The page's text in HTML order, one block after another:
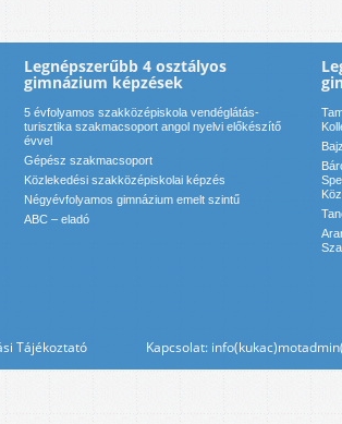
Legnépszerűbb 4 osztályos
gimnázium képzések
5 évfolyamos szakközépiskola vendéglátás-
turisztika szakmacsoport angol nyelvi előkészítő
évvel
Gépész szakmacsoport
Közlekedési szakközépiskolai képzés
Négyévfolyamos gimnázium emelt szintű
ABC – eladó
Tájékoztató Kapcsolat: